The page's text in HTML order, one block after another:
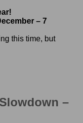
– 7
this time, but
–